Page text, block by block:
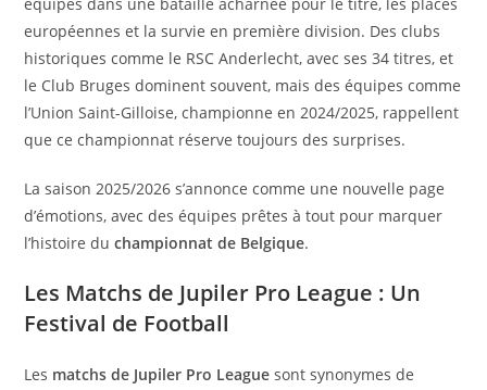
européennes et la survie en première division. Des clubs
historiques comme le RSC Anderlecht, avec ses 34 titres, et
le Club Bruges dominent souvent, mais des équipes comme
l’Union Saint-Gilloise, championne en 2024/2025, rappellent
que ce championnat réserve toujours des surprises.
La saison 2025/2026 s’annonce comme une nouvelle page
d’émotions, avec des équipes prêtes à tout pour marquer
l’histoire duchampionnat de Belgique.
Les Matchs de Jupiler Pro League : Un
Festival de Football
Les matchs de Jupiler Pro League sont synonymes de